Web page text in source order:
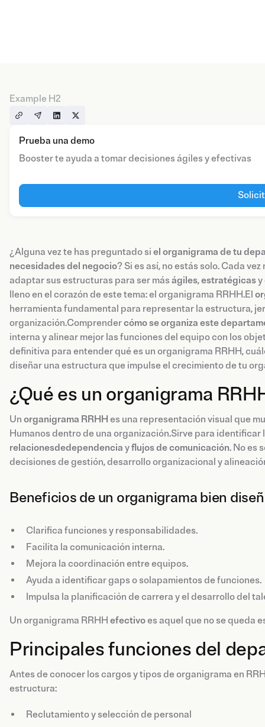
Example H2
Prueba una demo
Booster te ayuda a tomar decisiones ágiles y efectivas
¿Alguna vez te has preguntado si el organigrama de tu
necesidades del negocio? Si es así, no estás solo. Cada
adaptar sus estructuras para ser más ágiles,estratégicasy
lleno en el corazón de este tema: el organigrama RRHH.El
herramienta fundamental para representar la estructura,
organización.Comprendercómo se organiza este
interna y alinear mejor las funciones del equipo con los
definitiva para entender qué es un organigrama RRHH,
diseñar una estructura que impulse el crecimiento de tu
¿Qué es un organigrama
Un organigrama RRHH es una representación visual que
Humanos dentro de una organización.Sirve para
relacionesdedependencia yflujos de comunicación. No es
decisiones de gestión, desarrollo organizacional y
Beneficios de un organigrama bien
Clarifica funciones y responsabilidades.
Facilita la comunicación interna.
Mejora la coordinación entre equipos.
Ayuda a identificar gaps o solapamientos de funciones.
Impulsa la planificación de carrera y el desarrollo del
Un organigrama RRHH efectivoes aquel que no se queda
Principales funciones del
Antes de conocer los cargos y tipos de organigrama en
estructura:
Reclutamiento y selección de personal